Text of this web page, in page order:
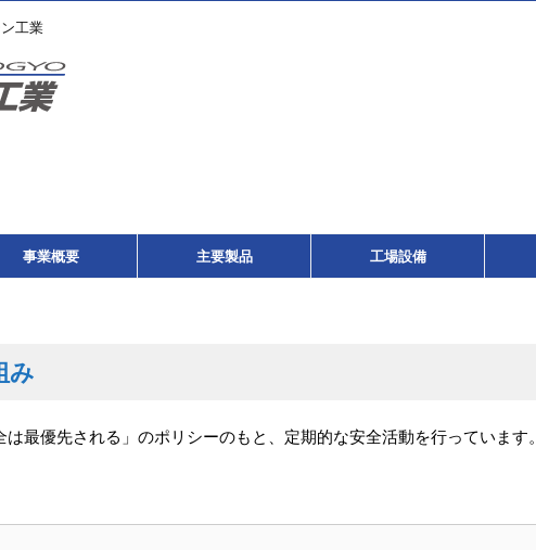
工業
事業概要 主要製品 工場設備
み
最優先される」のポリシーのもと、定期的な安全活動を行っています。